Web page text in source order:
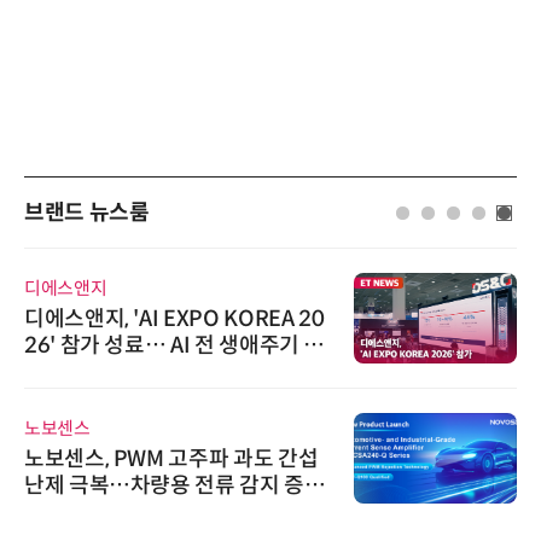
브랜드 뉴스룸
디에스앤지
디에스앤지, 'AI EXPO KOREA 20
26' 참가 성료… AI 전 생애주기 아
노보센스
노보센스, PWM 고주파 과도 간섭
난제 극복…차량용 전류 감지 증폭